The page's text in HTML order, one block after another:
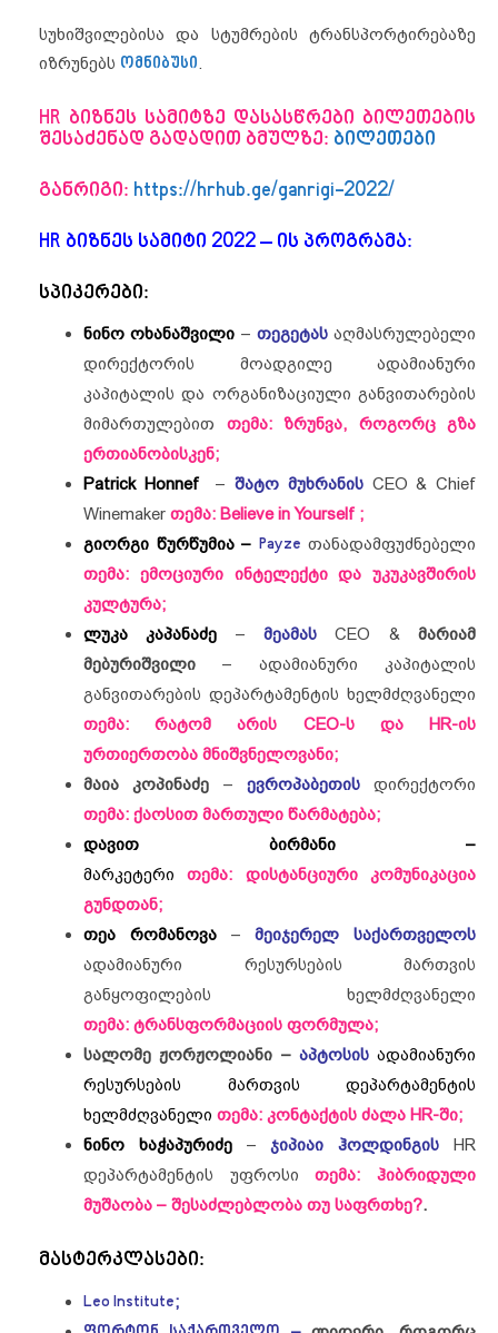
სუხიშვილებისა და სტუმრების ტრანსპორტირებაზე
იზრუნებს ომნიბუსი.
HR ბიზნეს სამიტზე დასასწრები ბილეთების
შესაძენად გადადით ბმულზე: ბილეთები
განრიგი: https://hrhub.ge/ganrigi-2022/
HR ბიზნეს სამიტი 2022 – ის პროგრამა:
სპიკერები:
ნინო ოხანაშვილი – თეგეტას აღმასრულებელი
დირექტორის მოადგილე ადამიანური
კაპიტალის და ორგანიზაციული განვითარების
მიმართულებით თემა: ზრუნვა, როგორც გზა
ერთიანობისკენ;
Patrick Honnef– შატო მუხრანისCEO & Chief
Winemaker თემა: Believe in Yourself ;
გიორგი წურწუმია – Payze თანადამფუძნებელი
თემა: ემოციური ინტელექტი და უკუკავშირის
კულტურა;
ლუკა კაპანაძე –მეამას CEO &მარიამ
მებურიშვილი – ადამიანური კაპიტალის
განვითარების დეპარტამენტის ხელმძღვანელი
თემა:რატომ არის CEO-ს და HR-ის
ურთიერთობა მნიშვნელოვანი;
მაია კოპინაძე – ევროპაბეთის დირექტორი
თემა: ქაოსით მართული წარმატება;
დავით ბირმანი –
მარკეტერითემა: დისტანციური კომუნიკაცია
გუნდთან;
თეა რომანოვა–მეიჯერელ საქართველოს
ადამიანური რესურსების მართვის
განყოფილების ხელმძღვანელი
თემა: ტრანსფორმაციის ფორმულა;
სალომე ჟორჟოლიანი – აპტოსის ადამიანური
რესურსების მართვის დეპარტამენტის
ხელმძღვანელი თემა: კონტაქტის ძალა HR-ში;
ნინო ხაჭაპურიძე
–ჯიპიაი ჰოლდინგის HR
დეპარტამენტის უფროსითემა: ჰიბრიდული
მუშაობა – შესაძლებლობა თუ საფრთხე?.
მასტერკლასები:
Leo Institute;